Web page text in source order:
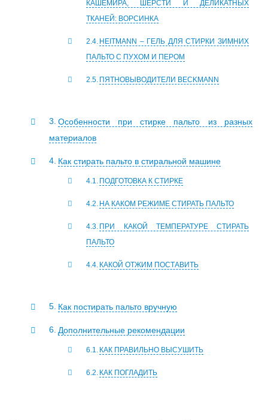
КАШЕМИРА, ШЕРСТИ И ДЕЛИКАТНЫХ
ТКАНЕЙ: ВОРСИНКА
HEITMANN – ГЕЛЬ ДЛЯ СТИРКИ ЗИМНИХ
ПАЛЬТО С ПУХОМ И ПЕРОМ
ПЯТНОВЫВОДИТЕЛИ BECKMANN
Особенности при стирке пальто из разных
материалов
Как стирать пальто в стиральной машине
ПОДГОТОВКА К СТИРКЕ
НА КАКОМ РЕЖИМЕ СТИРАТЬ ПАЛЬТО
ПРИ КАКОЙ ТЕМПЕРАТУРЕ СТИРАТЬ
ПАЛЬТО
КАКОЙ ОТЖИМ ПОСТАВИТЬ
Как постирать пальто вручную
Дополнительные рекомендации
КАК ПРАВИЛЬНО ВЫСУШИТЬ
КАК ПОГЛАДИТЬ